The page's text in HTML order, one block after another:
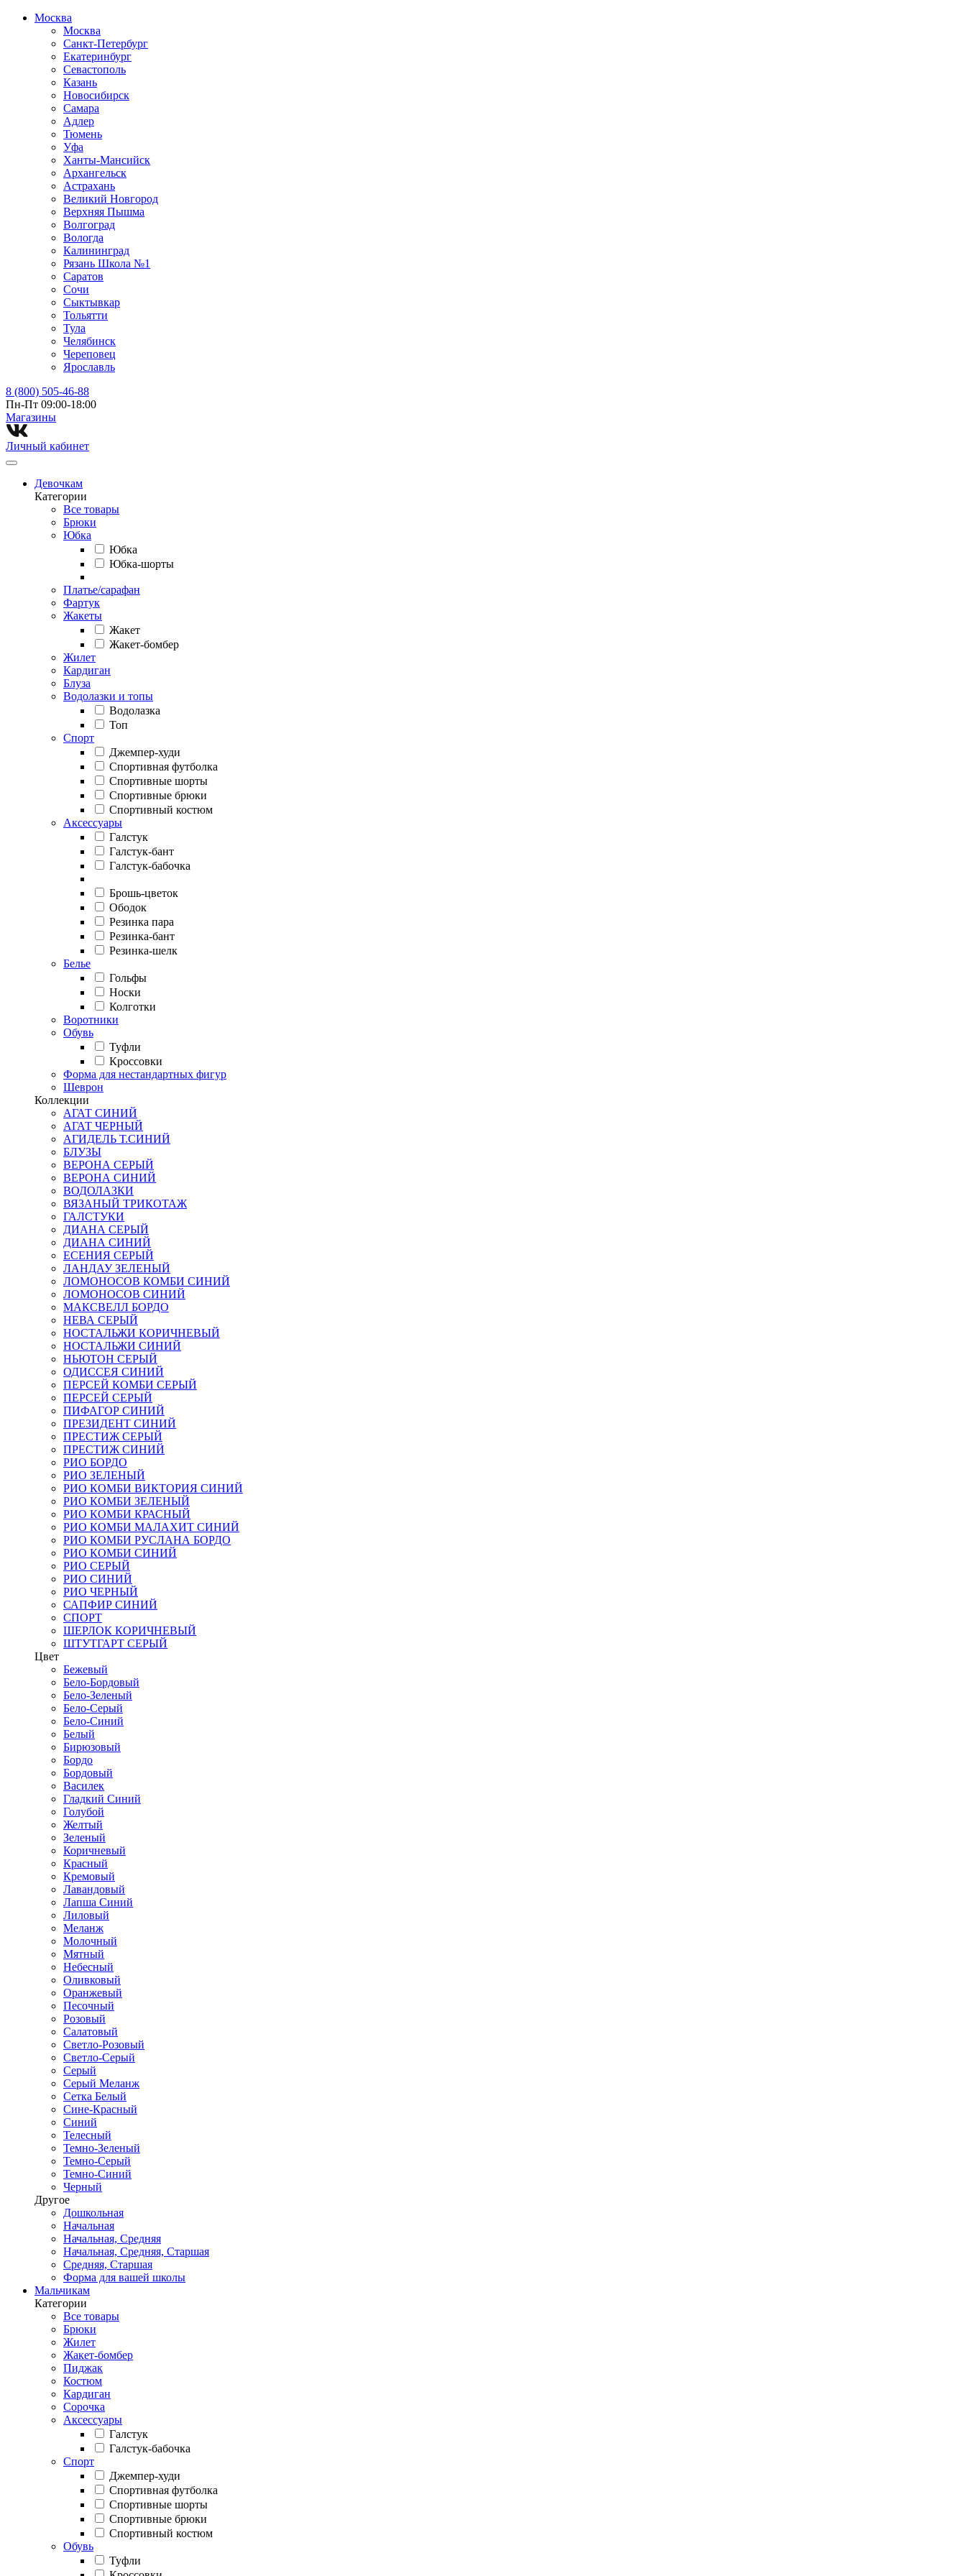
Москва
Москва
Санкт-Петербург
Екатеринбург
Севастополь
Казань
Новосибирск
Самара
Адлер
Тюмень
Уфа
Ханты-Мансийск
Архангельск
Астрахань
Великий Новгород
Верхняя Пышма
Волгоград
Вологда
Калининград
Рязань Школа №1
Саратов
Сочи
Сыктывкар
Тольятти
Тула
Челябинск
Череповец
Ярославль
8 (800) 505-46-88
Пн-Пт 09:00-18:00
Магазины⁠
Личный кабинет
Девочкам
Категории
Все товары
Брюки
Юбка
Юбка
Юбка-шорты
Платье/сарафан
Фартук
Жакеты
Жакет
Жакет-бомбер
Жилет
Кардиган
Блуза
Водолазки и топы
Водолазка
Топ
Спорт
Джемпер-худи
Спортивная футболка
Спортивные шорты
Спортивные брюки
Спортивный костюм
Аксессуары
Галстук
Галстук-бант
Галстук-бабочка
Брошь-цветок
Ободок
Резинка пара
Резинка-бант
Резинка-шелк
Белье
Гольфы
Носки
Колготки
Воротники
Обувь
Туфли
Кроссовки
Форма для нестандартных фигур
Шеврон
Коллекции
АГАТ СИНИЙ
АГАТ ЧЕРНЫЙ
АГИДЕЛЬ Т.СИНИЙ
БЛУЗЫ
ВЕРОНА СЕРЫЙ
ВЕРОНА СИНИЙ
ВОДОЛАЗКИ
ВЯЗАНЫЙ ТРИКОТАЖ
ГАЛСТУКИ
ДИАНА СЕРЫЙ
ДИАНА СИНИЙ
ЕСЕНИЯ СЕРЫЙ
ЛАНДАУ ЗЕЛЕНЫЙ
ЛОМОНОСОВ КОМБИ СИНИЙ
ЛОМОНОСОВ СИНИЙ
МАКСВЕЛЛ БОРДО
НЕВА СЕРЫЙ
НОСТАЛЬЖИ КОРИЧНЕВЫЙ
НОСТАЛЬЖИ СИНИЙ
НЬЮТОН СЕРЫЙ
ОДИССЕЯ СИНИЙ
ПЕРСЕЙ КОМБИ СЕРЫЙ
ПЕРСЕЙ СЕРЫЙ
ПИФАГОР СИНИЙ
ПРЕЗИДЕНТ СИНИЙ
ПРЕСТИЖ СЕРЫЙ
ПРЕСТИЖ СИНИЙ
РИО БОРДО
РИО ЗЕЛЕНЫЙ
РИО КОМБИ ВИКТОРИЯ СИНИЙ
РИО КОМБИ ЗЕЛЕНЫЙ
РИО КОМБИ КРАСНЫЙ
РИО КОМБИ МАЛАХИТ СИНИЙ
РИО КОМБИ РУСЛАНА БОРДО
РИО КОМБИ СИНИЙ
РИО СЕРЫЙ
РИО СИНИЙ
РИО ЧЕРНЫЙ
САПФИР СИНИЙ
СПОРТ
ШЕРЛОК КОРИЧНЕВЫЙ
ШТУТГАРТ СЕРЫЙ
Цвет
Бежевый
Бело-Бордовый
Бело-Зеленый
Бело-Серый
Бело-Синий
Белый
Бирюзовый
Бордо
Бордовый
Василек
Гладкий Синий
Голубой
Желтый
Зеленый
Коричневый
Красный
Кремовый
Лавандовый
Лапша Синий
Лиловый
Меланж
Молочный
Мятный
Небесный
Оливковый
Оранжевый
Песочный
Розовый
Салатовый
Светло-Розовый
Светло-Серый
Серый
Серый Меланж
Сетка Белый
Сине-Красный
Синий
Телесный
Темно-Зеленый
Темно-Серый
Темно-Синий
Черный
Другое
Дошкольная
Начальная
Начальная, Средняя
Начальная, Средняя, Старшая
Средняя, Старшая
Форма для вашей школы
Мальчикам
Категории
Все товары
Брюки
Жилет
Жакет-бомбер
Пиджак
Костюм
Кардиган
Сорочка
Аксессуары
Галстук
Галстук-бабочка
Спорт
Джемпер-худи
Спортивная футболка
Спортивные шорты
Спортивные брюки
Спортивный костюм
Обувь
Туфли